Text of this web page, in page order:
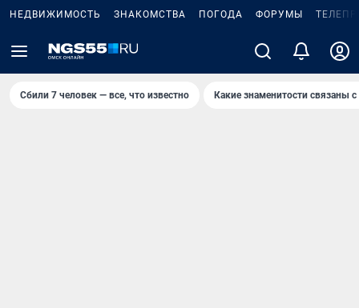
НЕДВИЖИМОСТЬ ЗНАКОМСТВА ПОГОДА ФОРУМЫ
Сбили 7 человек — все, что известно Какие знаменитости связаны